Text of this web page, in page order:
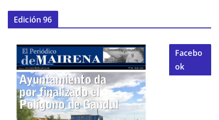
Edición 96
Facebo
ok